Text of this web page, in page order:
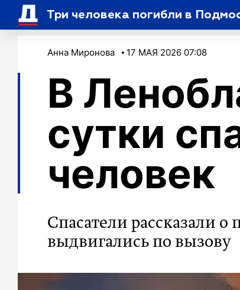
Три человека погибли в
Анна Миронова 17 МАЯ 2026 07:08
В
сутки
человек
Спасатели рассказали
выдвигались по вызову